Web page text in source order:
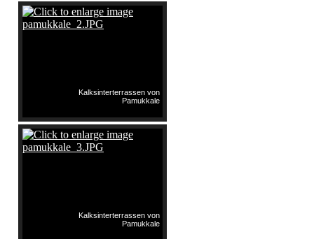
Kalksinterterrassen von
Pamukkale
Kalksinterterrassen von
Pamukkale